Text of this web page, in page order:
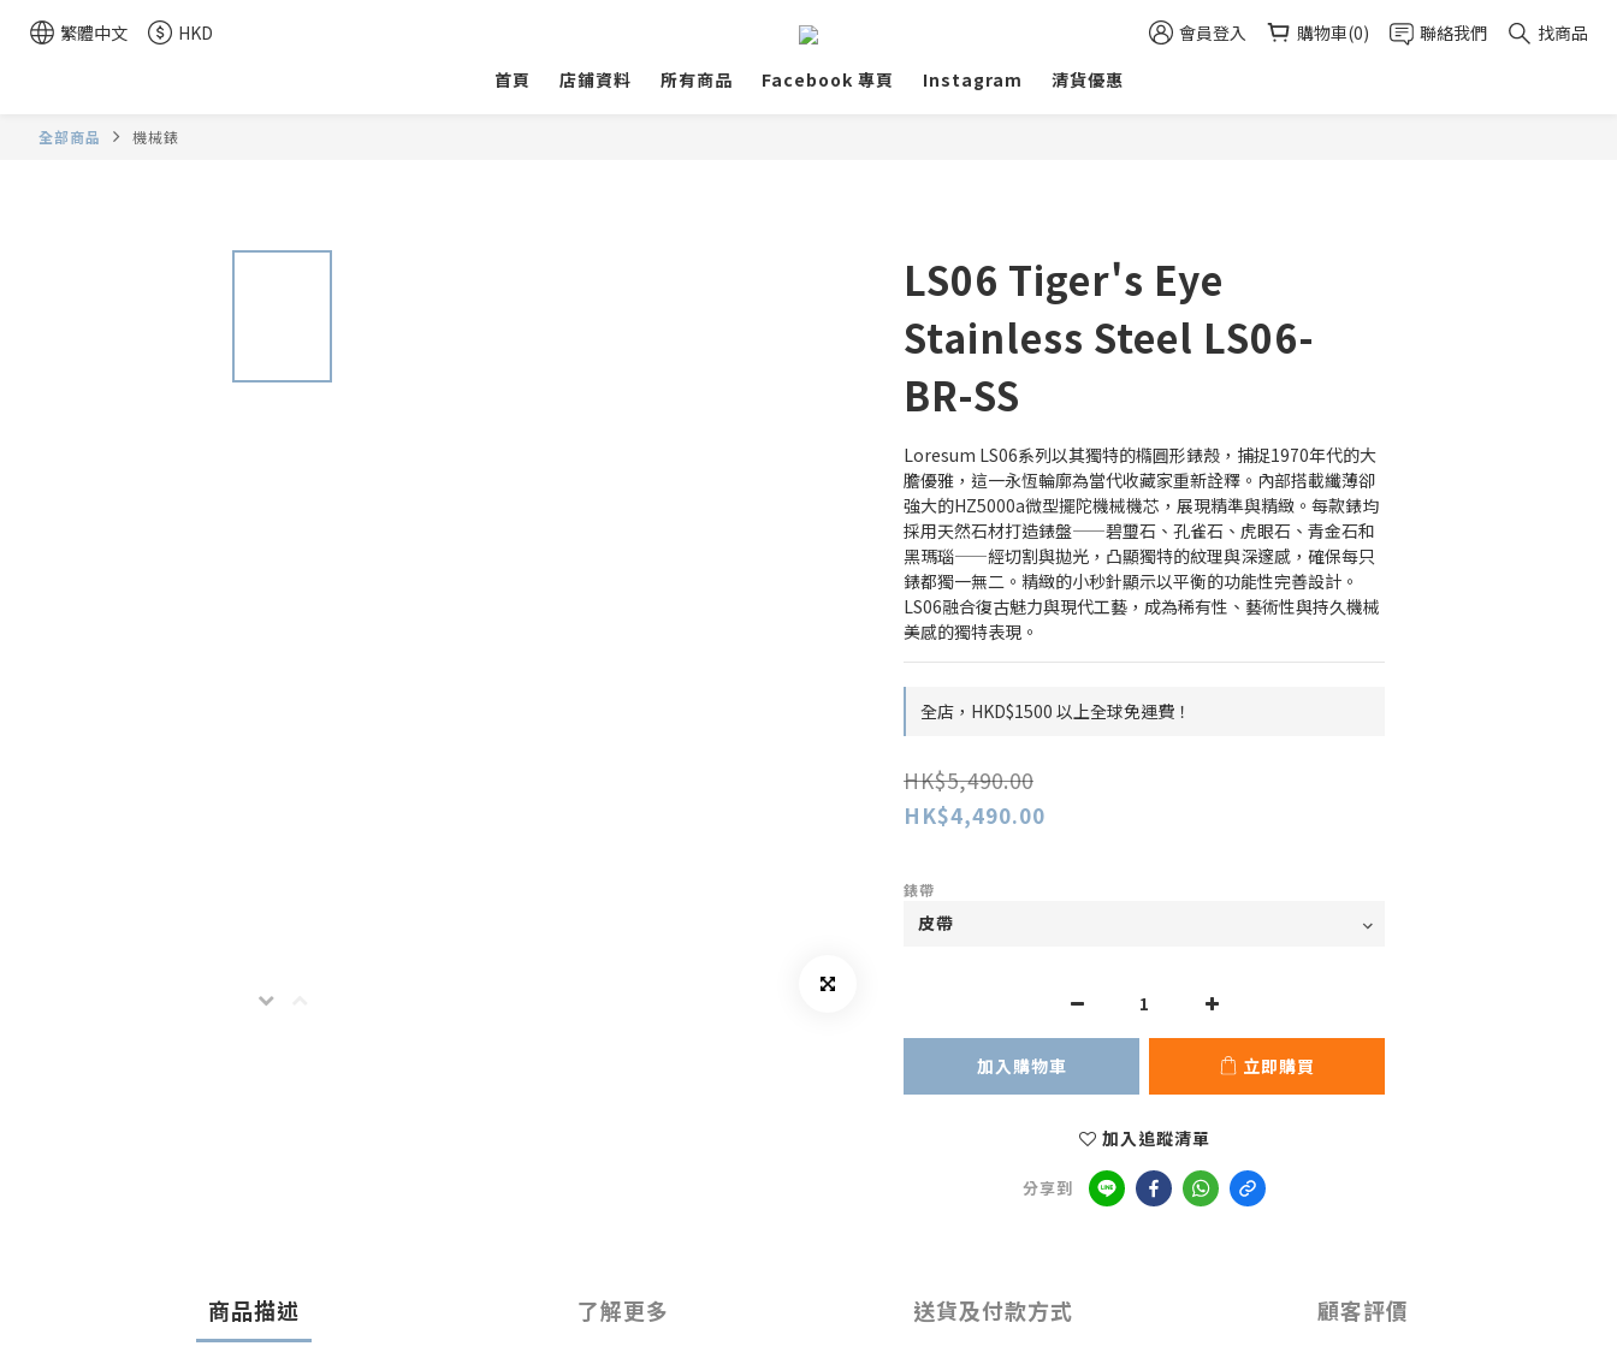
繁體中文 HKD 會員登入 購物車(0) 聯絡我們
找商品
首頁
店鋪資料 所有商品 Facebook 專頁 Instagram 清貨優惠
全部商品 機械錶
LS06 Tiger's Eye
Stainless Steel LS06-
BR-SS
Loresum LS06系列以其獨特的橢圓形錶殼，捕捉1970年代的大
膽優雅，這一永恆輪廓為當代收藏家重新詮釋。內部搭載纖薄卻
強大的HZ5000a微型擺陀機械機芯，展現精準與精緻。每款錶均
採用天然石材打造錶盤——碧璽石、孔雀石、虎眼石、青金石和
黑瑪瑙——經切割與拋光，凸顯獨特的紋理與深邃感，確保每只
錶都獨一無二。精緻的小秒針顯示以平衡的功能性完善設計。
LS06融合復古魅力與現代工藝，成為稀有性、藝術性與持久機械
美感的獨特表現。
全店，HKD$1500 以上全球免運費！
HK$5,490.00
HK$4,490.00
錶帶
加入購物車 立即購買
加入追蹤清單
分享到
商品描述 了解更多 送貨及付款方式 顧客評價